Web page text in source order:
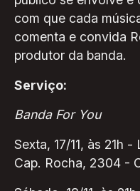
com que cada
comenta e convida
produtor da banda.
Serviço:
Banda For You
Sexta, 17/11, às 21h
Cap. Rocha, 2304 -